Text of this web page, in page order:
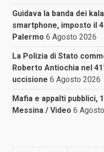
Guidava la banda dei
smartphone, imposto il
Palermo 6 Agosto 2026
La Polizia di Stato
Roberto Antiochia nel
uccisione 6 Agosto 2026
Mafia e appalti pubblici,
Messina / Video 6